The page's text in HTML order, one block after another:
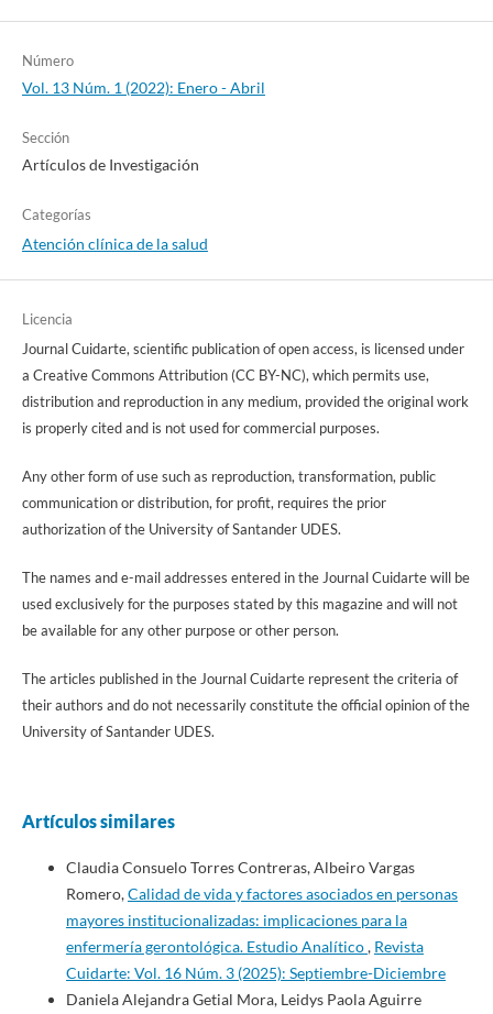
Número
Vol. 13 Núm. 1 (2022): Enero - Abril
Sección
Artículos de Investigación
Categorías
Atención clínica de la salud
Licencia
Journal Cuidarte, scientific publication of open access, is licensed under
a Creative Commons Attribution (CC BY-NC), which permits use,
distribution and reproduction in any medium, provided the original work
is properly cited and is not used for commercial purposes.
Any other form of use such as reproduction, transformation, public
communication or distribution, for profit, requires the prior
authorization of the University of Santander UDES.
The names and e-mail addresses entered in the Journal Cuidarte will be
used exclusively for the purposes stated by this magazine and will not
be available for any other purpose or other person.
The articles published in the Journal Cuidarte represent the criteria of
their authors and do not necessarily constitute the official opinion of the
University of Santander UDES.
Artículos similares
Claudia Consuelo Torres Contreras, Albeiro Vargas
Romero,Calidad de vida y factores asociados en personas
mayores institucionalizadas: implicaciones para la
enfermería gerontológica. Estudio Analítico, Revista
Cuidarte: Vol. 16 Núm. 3 (2025): Septiembre-Diciembre
Daniela Alejandra Getial Mora, Leidys Paola Aguirre